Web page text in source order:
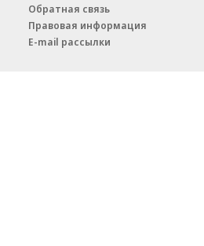
Обратная связь
Правовая информация
E-mail рассылки